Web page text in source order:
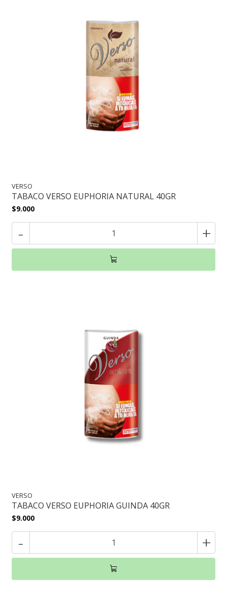
VERSO
TABACO VERSO EUPHORIA NATURAL 40GR
$9.000
- +
VERSO
TABACO VERSO EUPHORIA GUINDA 40GR
$9.000
- +